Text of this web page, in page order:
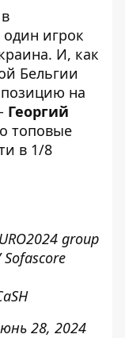
один игрок
И, как
Бельгии
позицию на
Георгий
топовые
в 1/8
group
28, 2024